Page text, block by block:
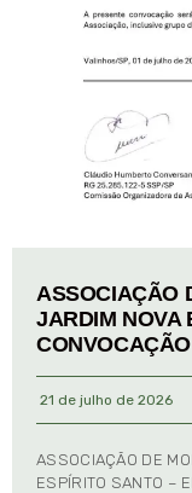
ASSOCIAÇÃO
JARDIM NOVA
CONVOCAÇÃO
21 de julho de 2026
ASSOCIAÇÃO DE
ESPÍRITO SANTO –